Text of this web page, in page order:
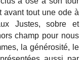
avant tout une ode à
Justes, sobre et
champ pour nous
la générosité, le